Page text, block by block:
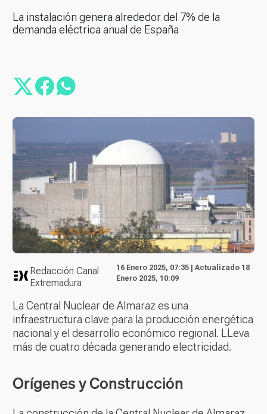
La instalación genera alrededor del 7% de la
demanda eléctrica anual de España
Redacción Canal
Extremadura
16 Enero 2025, 07:35 | Actualizado 18
Enero 2025, 10:09
La Central Nuclear de Almaraz es una
infraestructura clave para la producción energética
nacional y el desarrollo económico regional. LLeva
más de cuatro década generando electricidad.
Orígenes y Construcción